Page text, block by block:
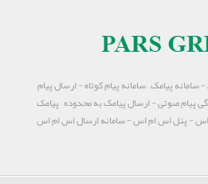
پیامک – سامانه پیام کوتاه - ارسال پیام
پیام صوتی - ارسال پیامک به محدوده – پیامک
- پنل اس ام اس - سامانه ارسال اس ام اس